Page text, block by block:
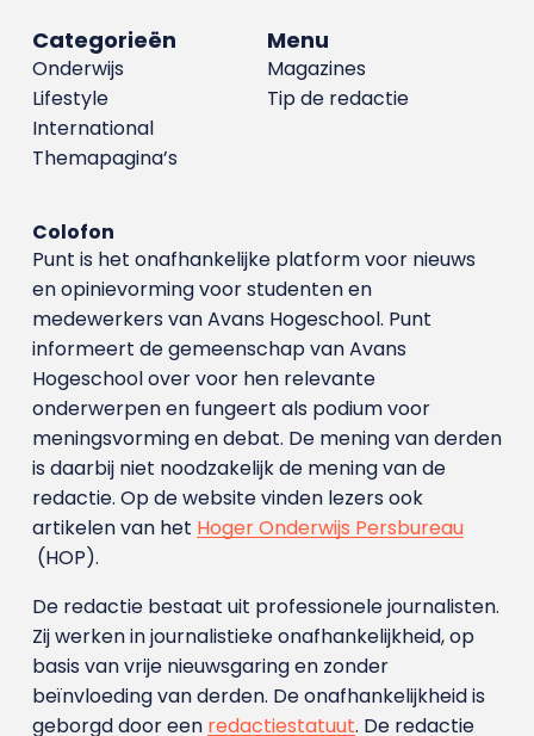
Menu
Magazines
Tip de redactie
Categorieën
Onderwijs
Lifestyle
International
Themapagina’s
Colofon
Punt is het onafhankelijke platform voor nieuws
en opinievorming voor studenten en
medewerkers van Avans Hoge­school. Punt
informeert de gemeenschap van Avans
Hogeschool over voor hen relevante
onderwerpen en fungeert als podium voor
meningsvorming en debat. De mening van derden
is daarbij niet noodzakelijk de mening van de
redactie. Op de website vinden lezers ook
artikelen van het Hoger Onderwijs Persbureau
(HOP).
De redactie bestaat uit professionele journalisten.
Zij werken in journalistieke onafhankelijkheid, op
basis van vrije nieuwsgaring en zonder
beïnvloeding van derden. De onafhankelijkheid is
geborgd door een redactiestatuut. De redactie